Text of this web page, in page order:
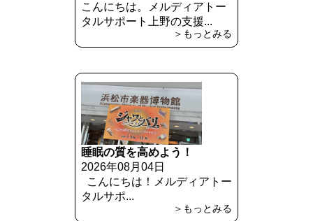
こんにちは。メルディアトー
タルサポート上野の支援...
＞もっとみる
睡眠の質を高めよう！
2026年08月04日
こんにちは！メルディアトー
タルサポ...
＞もっとみる